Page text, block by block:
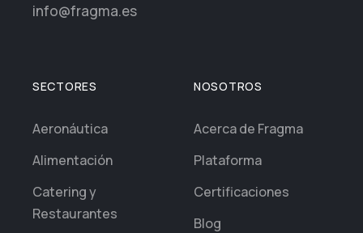
info@fragma.es
SECTORES
Aeronáutica
Alimentación
Catering y
Restaurantes
NOSOTROS
Acerca de Fragma
Plataforma
Certificaciones
Blog